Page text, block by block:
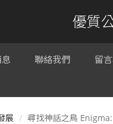
優質
聯絡我們 留
展 尋找神話之鳥